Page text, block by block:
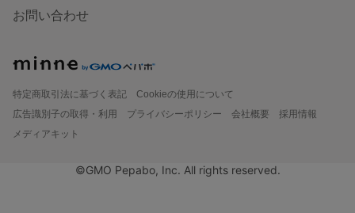
お問い合わせ
特定商取引法に基づく表記
Cookieの使用について
広告識別子の取得・利用
プライバシーポリシー 会社概要
採用情報
メディアキット
©GMO Pepabo, Inc. All rights reserved.